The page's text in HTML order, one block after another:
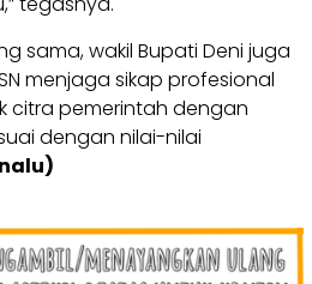
sama, wakil Bupati Deni juga
menjaga sikap profesional
citra pemerintah dengan
dengan nilai-nilai